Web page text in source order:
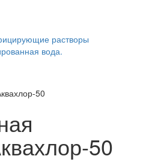
растворы
вода.
50
50